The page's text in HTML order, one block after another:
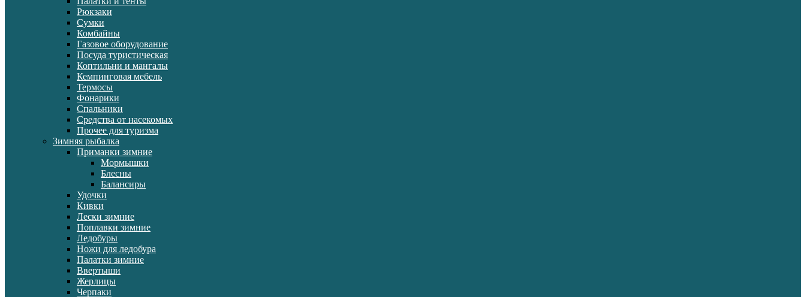
Рюкзаки
Сумки
Комбайны
Газовое оборудование
Посуда туристическая
Коптильни и мангалы
Кемпинговая мебель
Термосы
Фонарики
Спальники
Средства от насекомых
Прочее для туризма
Зимняя рыбалка
Приманки зимние
Мормышки
Блесны
Балансиры
Удочки
Кивки
Лески зимние
Поплавки зимние
Ледобуры
Ножи для ледобура
Палатки зимние
Ввертыши
Жерлицы
Черпаки